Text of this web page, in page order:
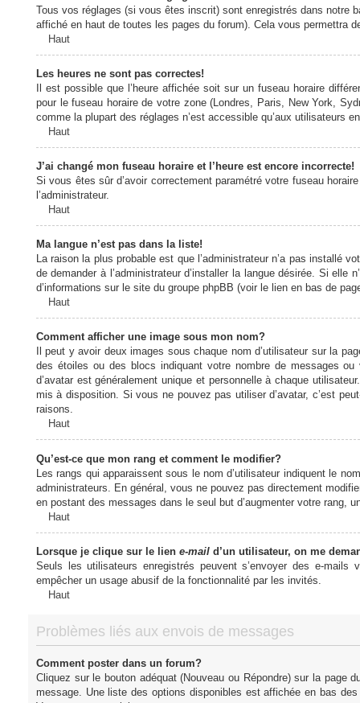
Tous vos réglages (si vous êtes inscrit) sont enregistrés dans notre
affiché en haut de toutes les pages du forum). Cela vous permettra
Haut
Les heures ne sont pas correctes!
Il est possible que l’heure affichée soit sur un fuseau horaire
pour le fuseau horaire de votre zone (Londres, Paris, New York,
comme la plupart des réglages n’est accessible qu’aux utilisateurs
Haut
J’ai changé mon fuseau horaire et l’heure est encore incorrecte!
Si vous êtes sûr d’avoir correctement paramétré votre fuseau
l’administrateur.
Haut
Ma langue n’est pas dans la liste!
La raison la plus probable est que l’administrateur n’a pas installé
de demander à l’administrateur d’installer la langue désirée. Si
d’informations sur le site du groupe phpBB (voir le lien en bas de
Haut
Comment afficher une image sous mon nom?
Il peut y avoir deux images sous chaque nom d’utilisateur sur la
des étoiles ou des blocs indiquant votre nombre de messages
d’avatar est généralement unique et personnelle à chaque
mis à disposition. Si vous ne pouvez pas utiliser d’avatar, c’est
raisons.
Haut
Qu’est-ce que mon rang et comment le modifier?
Les rangs qui apparaissent sous le nom d’utilisateur indiquent le
administrateurs. En général, vous ne pouvez pas directement
en postant des messages dans le seul but d’augmenter votre rang,
Haut
Lorsque je clique sur le lien e-maild’un utilisateur, on me
Seuls les utilisateurs enregistrés peuvent s’envoyer des e-
empêcher un usage abusif de la fonctionnalité par les invités.
Haut
Problèmes liés aux envois de messages
Comment poster dans un forum?
Cliquez sur le bouton adéquat (Nouveau ou Répondre) sur la page
message. Une liste des options disponibles est affichée en bas